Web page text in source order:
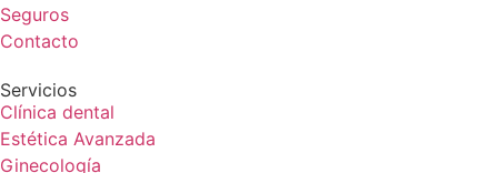
Seguros
Contacto
Servicios
Clínica dental
Estética Avanzada
Ginecología